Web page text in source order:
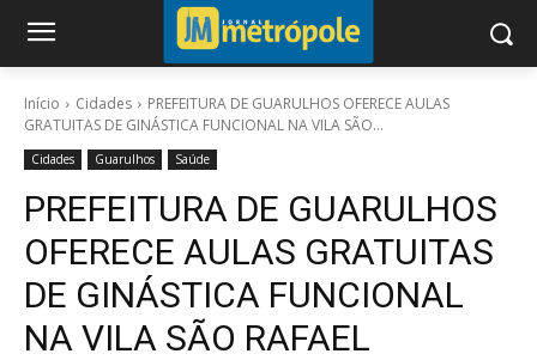
Início Cidades
PREFEITURA DE GUARULHOS OFERECE AULAS
GRATUITAS DE GINÁSTICA FUNCIONAL NA VILA SÃO...
Cidades Guarulhos Saúde
PREFEITURA DE GUARULHOS
OFERECE AULAS GRATUITAS
DE GINÁSTICA FUNCIONAL
NA VILA SÃO RAFAEL